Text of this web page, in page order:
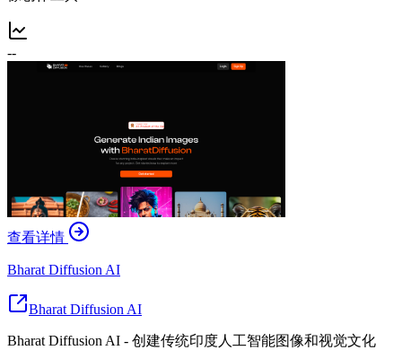
--
查看详情
Bharat Diffusion AI
Bharat Diffusion AI
Bharat Diffusion AI - 创建传统印度人工智能图像和视觉文化